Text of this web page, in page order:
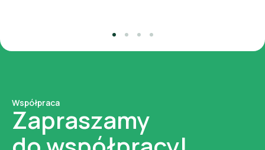
Współpraca
Zapraszamy